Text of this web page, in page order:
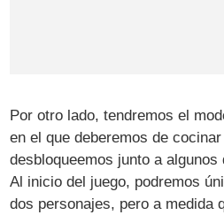
Por otro lado, tendremos el
en el que deberemos de
desbloqueemos junto a
Al inicio del juego, podremos
dos personajes, pero a medida